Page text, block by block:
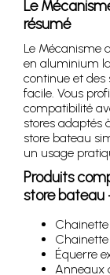
Le
résumé
Le Mécanisme
en aluminium
continue et
facile. Vous
compatibilité
stores adaptés
store bateau
un usage
Produits
store bateau
Équerre
Anneaux